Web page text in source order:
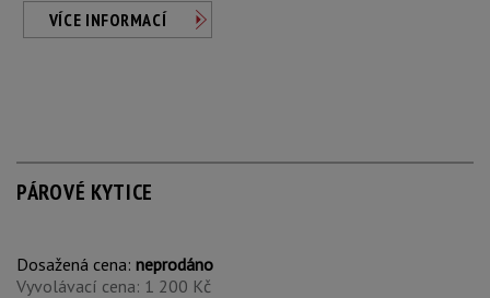
VÍCE INFORMACÍ
PÁROVÉ KYTICE
Dosažená cena: neprodáno
Vyvolávací cena: 1 200 Kč